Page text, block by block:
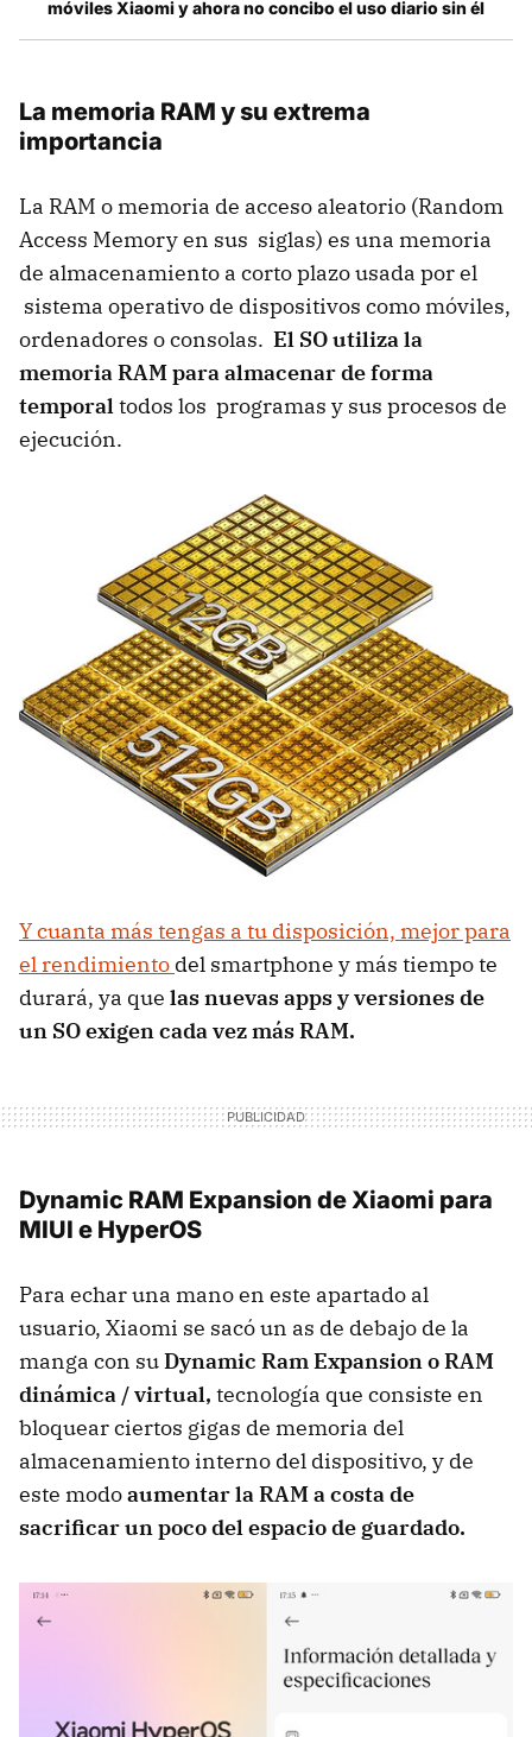
móviles Xiaomi y ahora no concibo el uso diario sin él
La memoria RAM y su extrema
importancia
La RAM o memoria de acceso aleatorio (Random
Access Memory en sus siglas) es una memoria
de almacenamiento a corto plazo usada por el
sistema operativo de dispositivos como móviles,
ordenadores o consolas. El SO utiliza la
memoria RAM para almacenar de forma
temporaltodos los programas y sus procesos de
ejecución.
Y cuanta más tengas a tu disposición, mejor para
el rendimiento del smartphone y más tiempo te
durará, ya que las nuevas apps y versiones de
un SO exigen cada vez más RAM.
Dynamic RAM Expansion de Xiaomi para
MIUI e HyperOS
Para echar una mano en este apartado al
usuario, Xiaomi se sacó un as de debajo de la
manga con suDynamic Ram Expansion o RAM
dinámica / virtual, tecnología que consiste en
bloquear ciertos gigas de memoria del
almacenamiento interno del dispositivo, y de
este modoaumentar la RAM a costa de
sacrificar un poco del espacio de guardado.